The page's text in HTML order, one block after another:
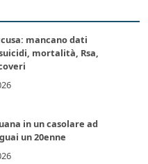
mancano dati
mortalità, Rsa,
in un casolare ad
un 20enne